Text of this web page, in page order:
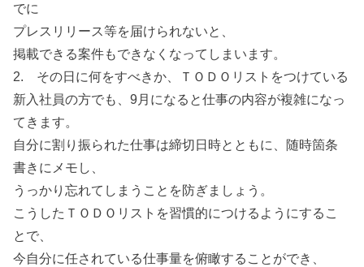
でに
プレスリリース等を届けられないと、
掲載できる案件もできなくなってしまいます。
2. その日に何をすべきか、ＴＯＤＯリストをつけている
新入社員の方でも、9月になると仕事の内容が複雑になっ
てきます。
自分に割り振られた仕事は締切日時とともに、随時箇条
書きにメモし、
うっかり忘れてしまうことを防ぎましょう。
こうしたＴＯＤＯリストを習慣的につけるようにするこ
とで、
今自分に任されている仕事量を俯瞰することができ、